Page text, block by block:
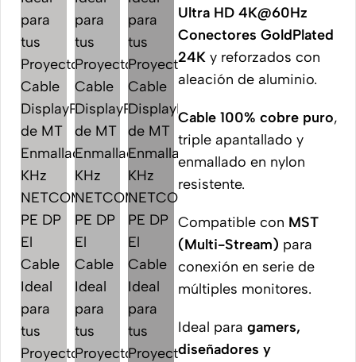
Ultra HD 4K@60Hz
Conectores GoldPlated
24K y reforzados con
aleación de aluminio.
Cable 100% cobre puro,
triple apantallado y
enmallado en nylon
resistente.
Compatible con MST
(Multi-Stream) para
conexión en serie de
múltiples monitores.
Ideal para gamers,
diseñadores y